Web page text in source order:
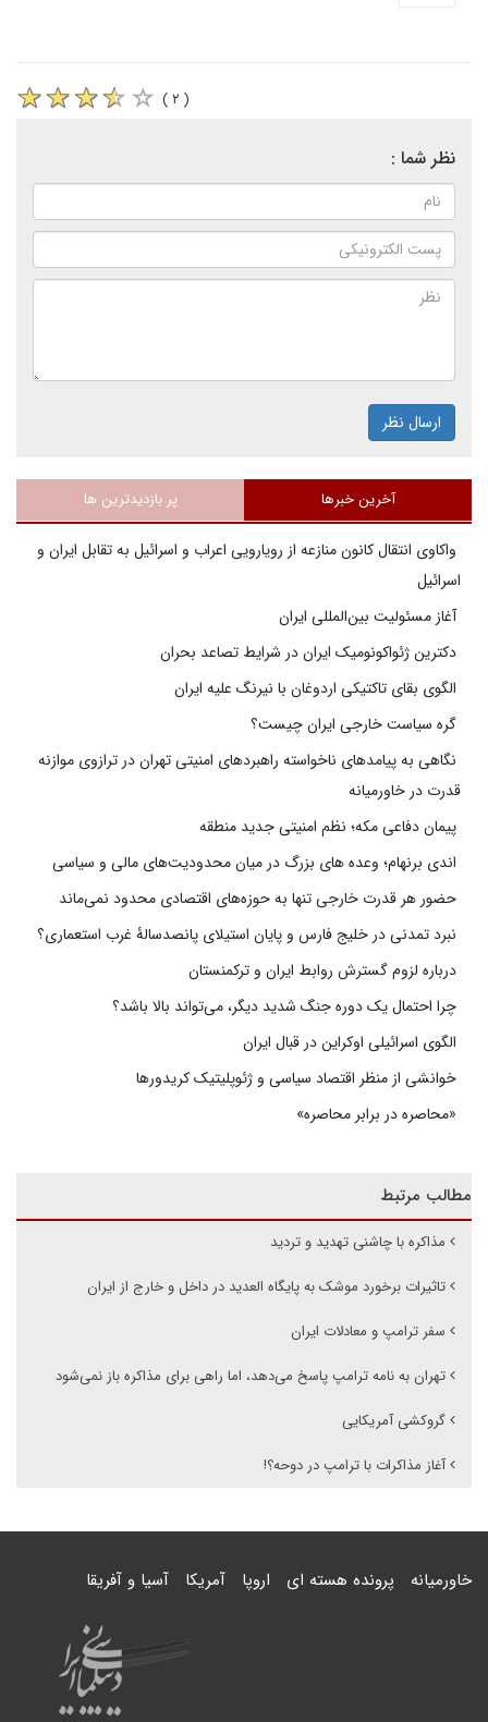
( ۲ )
نظر شما :
ارسال نظر
آخرین خبرها پر بازدیدترین ها
واکاوی انتقال کانون منازعه از رویارویی اعراب و اسرائیل به تقابل ایران و
اسرائیل
آغاز مسئولیت بین‌المللی ایران
دکترین ژئواکونومیک ایران در شرایط تصاعد بحران
الگوی بقای تاکتیکی اردوغان با نیرنگ علیه ایران
گره سیاست خارجی ایران چیست؟
نگاهی به پیامدهای ناخواسته راهبردهای امنیتی تهران در ترازوی موازنه
قدرت در خاورمیانه
پیمان دفاعی مکه؛ نظم امنیتی جدید منطقه
اندی برنهام؛ وعده های بزرگ در میان محدودیت‌های مالی و سیاسی
حضور هر قدرت خارجی تنها به حوزه‌های اقتصادی محدود نمی‌ماند
نبرد تمدنی در خلیج فارس و پایان استیلای پانصدسالۀ غرب استعماری؟
درباره لزوم گسترش روابط ایران و ترکمنستان
چرا احتمال یک دوره جنگ شدید دیگر، می‌تواند بالا باشد؟
الگوی اسرائیلی اوکراین در قبال ایران
خوانشی از منظر اقتصاد سیاسی و ژئوپلیتیک کریدورها
«محاصره در برابر محاصره»
مطالب مرتبط
مذاکره با چاشنی تهدید و تردید
تاثیرات برخورد موشک به پایگاه العدید در داخل و خارج از ایران
سفر ترامپ و معادلات ایران
تهران به نامه ترامپ پاسخ می‌دهد، اما راهی برای مذاکره باز نمی‌شود
گروکشی آمریکایی
آغاز مذاکرات با ترامپ در دوحه؟!
خاورمیانه پرونده هسته ای اروپا آمریکا آسیا و آفریقا